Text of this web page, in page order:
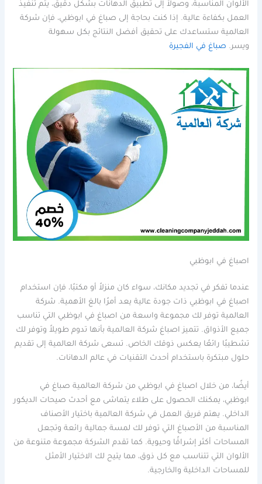
الألوان المناسبة، وصولاً إلى تطبيق الدهانات بشكل دقيق، يتم تنفيذ
العمل بكفاءة عالية. إذا كنت بحاجة إلى صباغ في ابوظبي، فإن شركة
العالمية ستساعدك على تحقيق أفضل النتائج بكل سهولة
ويسر. صباغ في الفجيرة
اصباغ في ابوظبي
عندما تفكر في تجديد مكانك، سواء كان منزلاً أو مكتبًا، فإن استخدام
اصباغ في ابوظبي ذات جودة عالية يعد أمرًا بالغ الأهمية. شركة
العالمية توفر لك مجموعة واسعة من اصباغ في ابوظبي التي تناسب
جميع الأذواق. تتميز اصباغ شركة العالمية بأنها تدوم طويلاً وتوفر لك
تشطيبًا رائعًا يعكس ذوقك الخاص. تسعى شركة العالمية إلى تقديم
حلول مبتكرة باستخدام أحدث التقنيات في عالم الدهانات.
أيضًا، من خلال اصباغ في ابوظبي من شركة العالمية صباغ في
ابوظبي، يمكنك الحصول على طلاء يتماشى مع أحدث صيحات الديكور
الداخلي. يهتم فريق العمل في شركة العالمية باختيار الأصناف
المناسبة من الأصباغ التي توفر لك لمسة جمالية رائعة وتجعل
المساحات أكثر إشراقًا وحيوية. كما تقدم الشركة مجموعة متنوعة من
الألوان التي تتناسب مع كل ذوق، مما يتيح لك الاختيار الأمثل
للمساحات الداخلية والخارجية.